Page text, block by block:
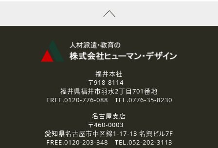
資料送付、受講相談に関するご連絡のために利用いたしま
その他、お問い合わせの内容に回答するために利用いたし
なお、ご連絡手段は、電話・Ｅメールのいずれかの方法とい
2.個人情報の第三者提供
ご提供いただいた個人情報は、法令等の規定に従う場合を除き、
3.個人情報の取り扱いの委託
弊社の定める個人情報保護の評価基準を満たした委託先に、個
人情報を委託する場合があります。
福井本社
〒918-8114
福井県福井市羽水2丁目701番地
FREE.0120-776-088 TEL.0776-35-8230
名古屋支店
〒460-0003
愛知県名古屋市中区錦1-17-13 名興ビル7F
FREE.0120-203-348 TEL.052-202-3113